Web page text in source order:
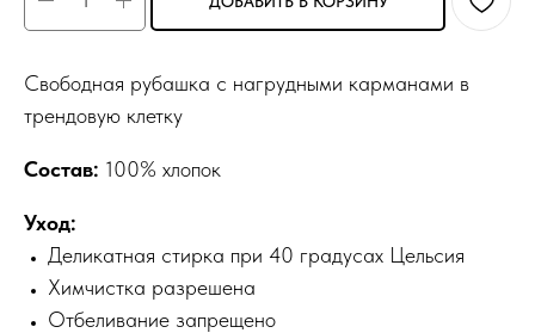
Свободная рубашка с нагрудными карманами в
трендовую клетку
Состав: 100% хлопок
Уход:
Деликатная стирка при 40 градусах Цельсия
Химчистка разрешена
Отбеливание запрещено